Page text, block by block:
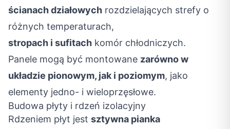
ścianach działowych rozdzielających strefy o
różnych temperaturach,
stropach i sufitach komór chłodniczych.
Panele mogą być montowane zarówno w
układzie pionowym, jak i poziomym, jako
elementy jedno- i wieloprzęsłowe.
Budowa płyty i rdzeń izolacyjny
Rdzeniem płyt jest sztywna pianka